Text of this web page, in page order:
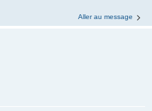
Aller au message